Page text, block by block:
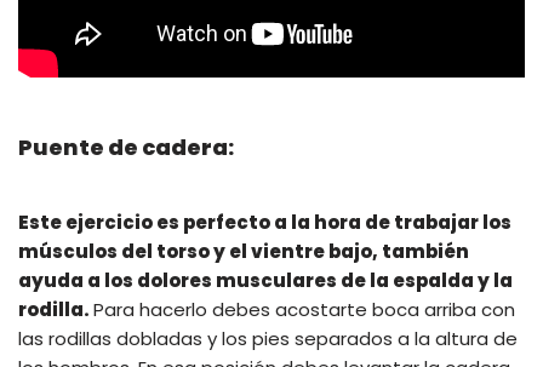
Puente de cadera:
Este ejercicio es perfecto a la hora de trabajar los
músculos del torso y el vientre bajo, también
ayuda a los dolores musculares de la espalda y la
rodilla.Para hacerlo debes acostarte boca arriba con
las rodillas dobladas y los pies separados a la altura de